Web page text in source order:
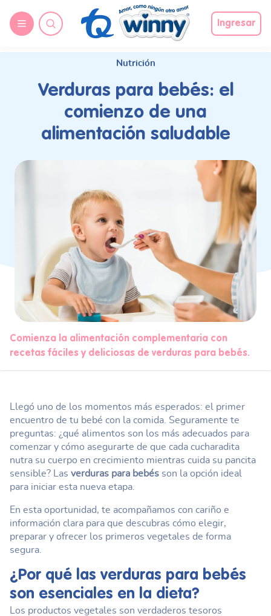
Ingresar
Nutrición
Verduras para bebés: el
comienzo de una
alimentación saludable
Comienza la alimentación complementaria con
recetas fáciles y deliciosas de verduras para bebés.
Llegó uno de los momentos más esperados: el primer
encuentro de tu bebé con la comida. Seguramente te
preguntas: ¿qué alimentos son los más adecuados para
comenzar y cómo asegurarte de que cada cucharadita
nutra su cuerpo en crecimiento mientras cuida su pancita
sensible? Las verduras para bebés son la opción ideal
para iniciar esta nueva etapa.
En esta oportunidad, te acompañamos con cariño e
información clara para que descubras cómo elegir,
preparar y ofrecer los primeros vegetales de forma
segura.
¿Por qué las verduras para bebés
son esenciales en la dieta?
Los productos vegetales son verdaderos tesoros